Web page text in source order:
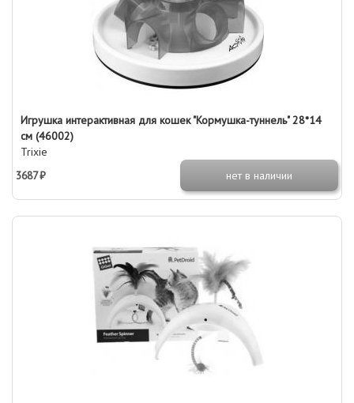
Игрушка интерактивная для кошек "Кормушка-туннель" 28*14
см (46002)
Trixie
3687 ₽
нет в наличии